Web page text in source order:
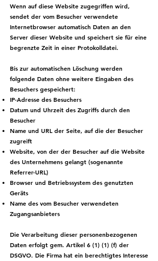
Wenn auf diese Website zugegriffen wird,
sendet der vom Besucher verwendete
Internetbrowser automatisch Daten an den
Server dieser Website und speichert sie für eine
begrenzte Zeit in einer Protokolldatei.
Bis zur automatischen Löschung werden
folgende Daten ohne weitere Eingaben des
Besuchers gespeichert:
IP-Adresse des Besuchers
Datum und Uhrzeit des Zugriffs durch den
Besucher
Name und URL der Seite, auf die der Besucher
zugreift
Website, von der der Besucher auf die Website
des Unternehmens gelangt (sogenannte
Referrer-URL)
Browser und Betriebssystem des genutzten
Geräts
Name des vom Besucher verwendeten
Zugangsanbieters
Die Verarbeitung dieser personenbezogenen
Daten erfolgt gem. Artikel 6 (1) (1) (f) der
DSGVO. Die Firma hat ein berechtigtes Interesse